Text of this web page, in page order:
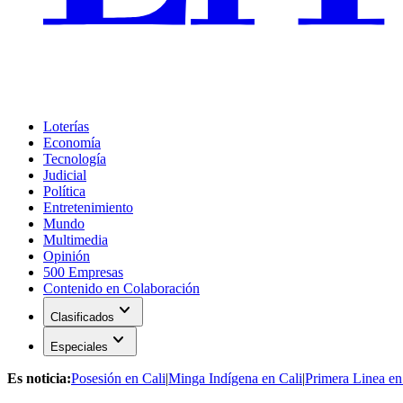
Loterías
Economía
Tecnología
Judicial
Política
Entretenimiento
Mundo
Multimedia
Opinión
500 Empresas
Contenido en Colaboración
Clasificados expand_more
Especiales expand_more
Es noticia:Posesión en Cali|Minga Indígena en Cali|Primera Linea